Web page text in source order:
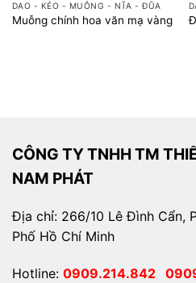
DAO - KÉO - MUỖNG - NĨA - ĐŨA
Muỗng chính hoa văn mạ vàng
CÔNG TY TNHH TM
NAM PHÁT
Địa chỉ: 266/10 Lê Đình Cẩn,
Phố Hồ Chí Minh
Hotline: 0909.214.842